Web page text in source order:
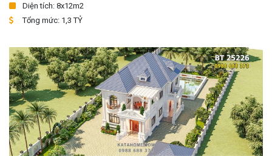
Diện tích: 8x12m2
Tổng mức: 1,3 TỶ